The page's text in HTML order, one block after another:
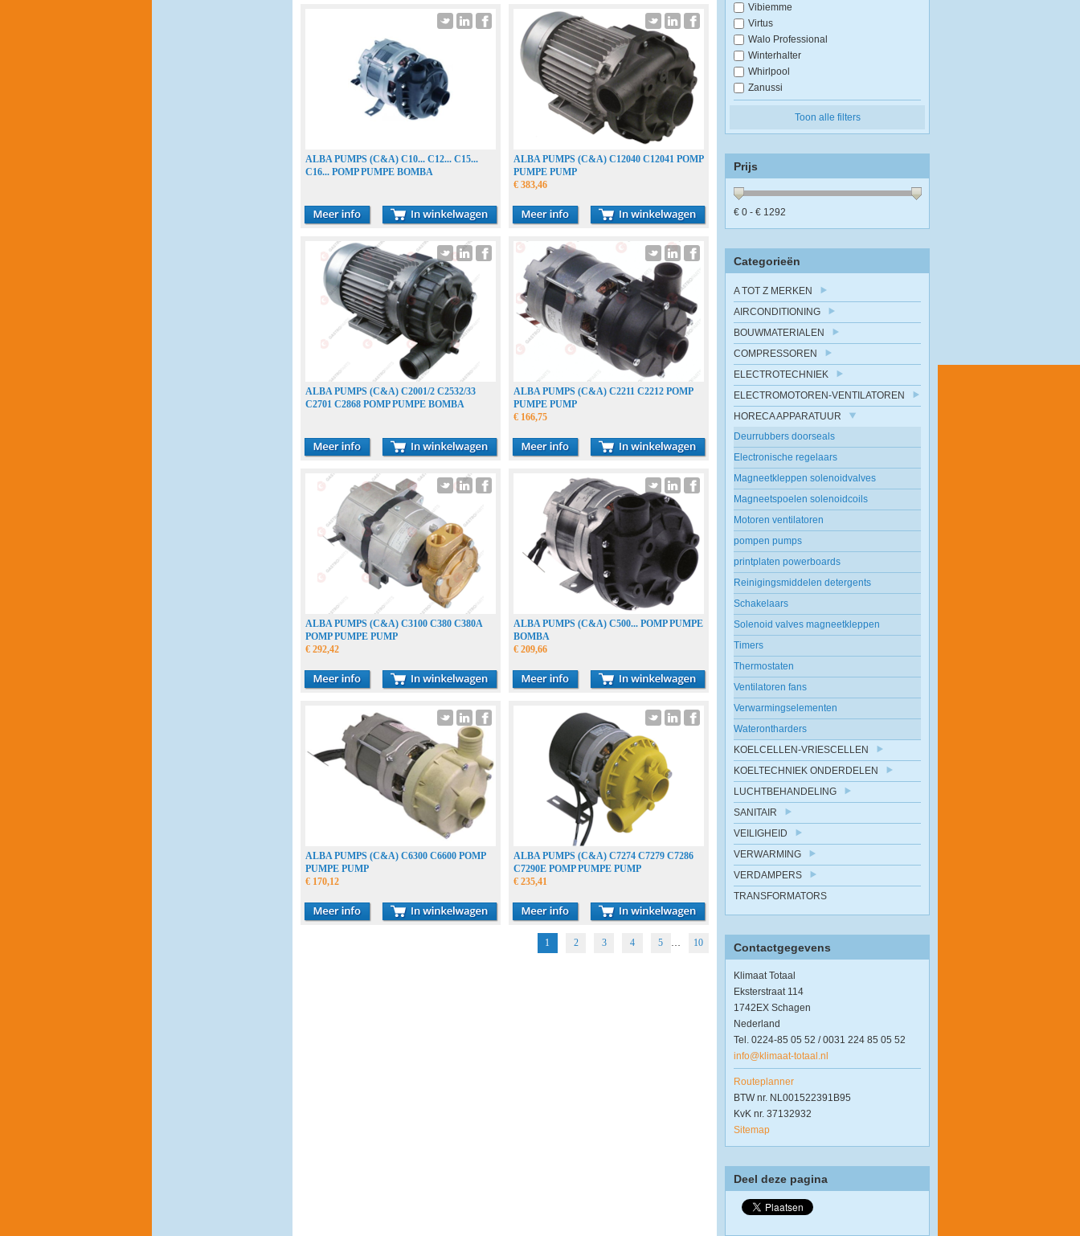
ALBA PUMPS (C&A) C10... C12... C15...
C16... POMP PUMPE BOMBA
ALBA PUMPS (C&A) C12040 C12041 POMP
PUMPE PUMP
€ 383,46
ALBA PUMPS (C&A) C2001/2 C2532/33
C2701 C2868 POMP PUMPE BOMBA
ALBA PUMPS (C&A) C2211 C2212 POMP
PUMPE PUMP
€ 166,75
ALBA PUMPS (C&A) C3100 C380 C380A
POMP PUMPE PUMP
€ 292,42
ALBA PUMPS (C&A) C500... POMP PUMPE
BOMBA
€ 209,66
ALBA PUMPS (C&A) C6300 C6600 POMP
PUMPE PUMP
€ 170,12
ALBA PUMPS (C&A) C7274 C7279 C7286
C7290E POMP PUMPE PUMP
€ 235,41
1 2 3 4 5 … 10
Vibiemme
Virtus
Walo Professional
Winterhalter
Whirlpool
Zanussi
Toon alle filters
Prijs
€ 0 - € 1292
Categorieën
A TOT Z MERKEN
AIRCONDITIONING
BOUWMATERIALEN
COMPRESSOREN
ELECTROTECHNIEK
ELECTROMOTOREN-VENTILATOREN
HORECA APPARATUUR
Deurrubbers doorseals
Electronische regelaars
Magneetkleppen solenoidvalves
Magneetspoelen solenoidcoils
Motoren ventilatoren
pompen pumps
printplaten powerboards
Reinigingsmiddelen detergents
Schakelaars
Solenoid valves magneetkleppen
Timers
Thermostaten
Ventilatoren fans
Verwarmingselementen
Waterontharders
KOELCELLEN-VRIESCELLEN
KOELTECHNIEK ONDERDELEN
LUCHTBEHANDELING
SANITAIR
VEILIGHEID
VERWARMING
VERDAMPERS
TRANSFORMATORS
Contactgegevens
Klimaat Totaal
Eksterstraat 114
1742EX Schagen
Nederland
Tel. 0224-85 05 52 / 0031 224 85 05 52
info@klimaat-totaal.nl
Routeplanner
BTW nr. NL001522391B95
KvK nr. 37132932
Sitemap
Deel deze pagina